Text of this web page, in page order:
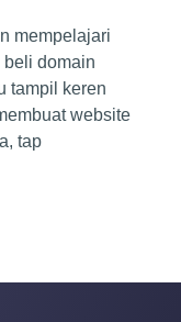
mempelajari
beli domain
tampil keren
website
tap